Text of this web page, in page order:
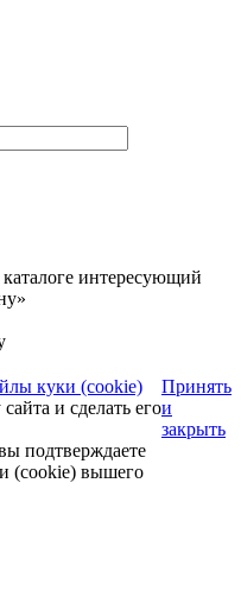
интересующий
куки (cookie)
и сделать его
подтверждаете
(cookie) вышего
Принять
и
закрыть